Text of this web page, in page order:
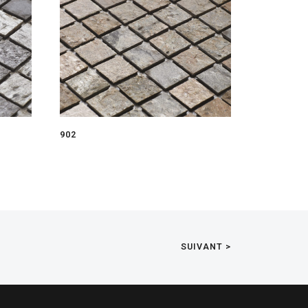
902
SUIVANT >